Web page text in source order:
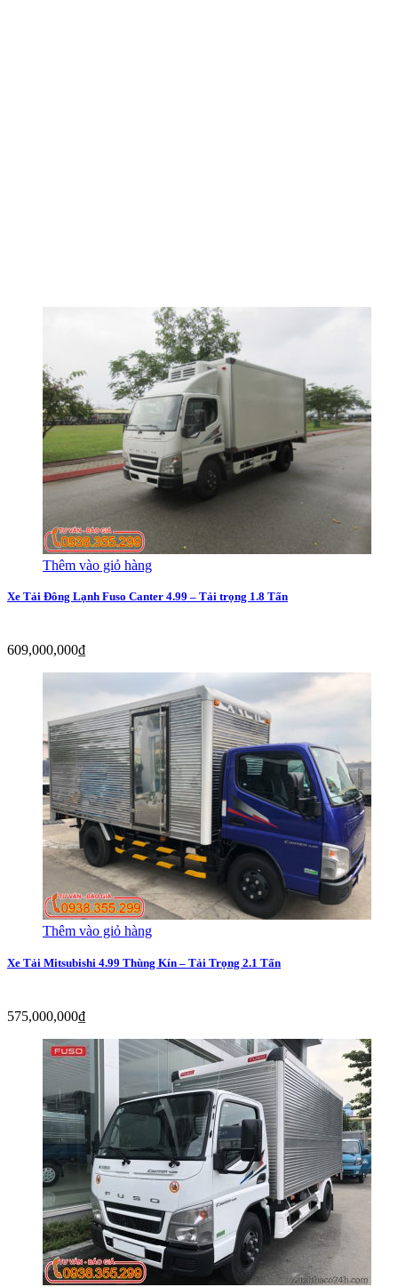
Thêm vào giỏ hàng
Xe Tải Đông Lạnh Fuso Canter 4.99 – Tải trọng 1.8 Tấn
609,000,000₫
Thêm vào giỏ hàng
Xe Tải Mitsubishi 4.99 Thùng Kín – Tải Trọng 2.1 Tấn
575,000,000₫